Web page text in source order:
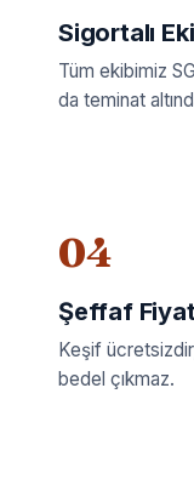
Sigortalı
Tüm ekibimiz
da teminat
04
Şeffaf
Keşif
bedel çıkmaz.